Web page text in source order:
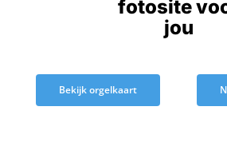
fotosite
jou
Bekijk orgelkaart